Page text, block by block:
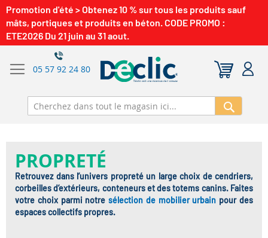
Promotion d'été > Obtenez 10 % sur tous les produits sauf
mâts, portiques et produits en béton. CODE PROMO :
ETE2026 Du 21 juin au 31 aout.
05 57 92 24 80
PROPRETÉ
Retrouvez dans l’univers propreté un large choix de cendriers,
corbeilles d’extérieurs, conteneurs et des totems canins. Faites
votre choix parmi notresélection de mobilier urbain pour des
espaces collectifs propres.